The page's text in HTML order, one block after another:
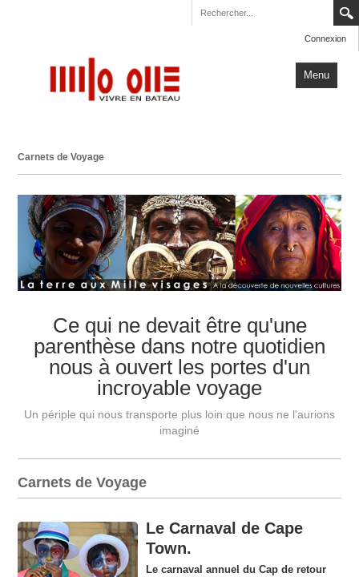
Connexion
Menu
Carnets de Voyage
Actualités
Plus
Carnets de Voyage
Ce qui ne devait être qu'une
parenthèse dans notre quotidien
nous à ouvert les portes d'un
incroyable voyage
Un périple qui nous transporte plus loin que nous ne l'aurions
imaginé
Carnets de Voyage
Le Carnaval de Cape
Town.
Le carnaval annuel du Cap de retour